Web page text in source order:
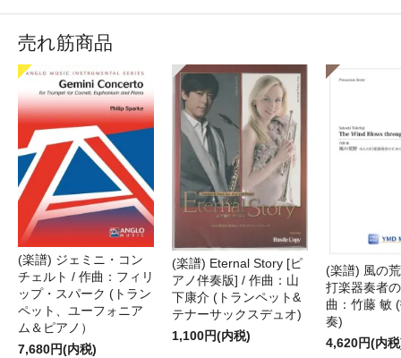
売れ筋商品
(楽譜) ジェミニ・コン
チェルト / 作曲：フィリ
ップ・スパーク (トラン
ペット、ユーフォニア
ム＆ピアノ）
7,680円(内税)
(楽譜) Eternal Story [ピ
アノ伴奏版] / 作曲：山
下康介 (トランペット&
テナーサックスデュオ)
1,100円(内税)
(楽譜) 風の
打楽器奏者
曲：竹藤 敏
奏)
4,620円(内